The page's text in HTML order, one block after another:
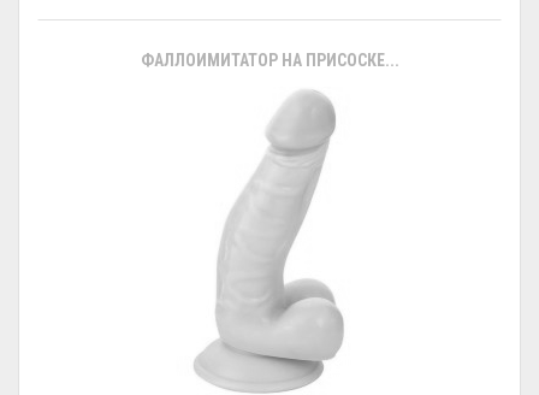
ФАЛЛОИМИТАТОР НА ПРИСОСКЕ...